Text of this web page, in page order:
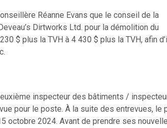
Réanne Evans que le conseil de la
Dirtworks Ltd. pour la démolition du
$ plus la TVH à 4 430 $ plus la TVH, afin
inspecteur des bâtiments /
pour le poste. À la suite des entrevues, le
octobre 2024. Avant de prendre ses